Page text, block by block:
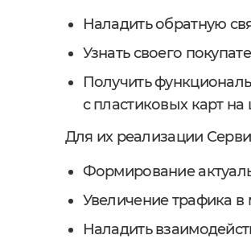
Наладить обратную
Узнать своего
Получить
с пластиковых карт
Для их реализации
Формирование
Увеличение трафика в
Наладить